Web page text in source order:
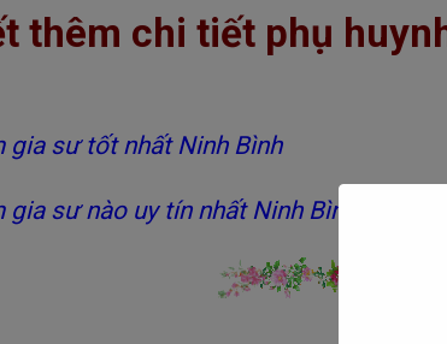
thêm chi tiết phụ
gia sư tốt nhất Ninh Bình
gia sư nào uy tín nhất Ninh Bình?